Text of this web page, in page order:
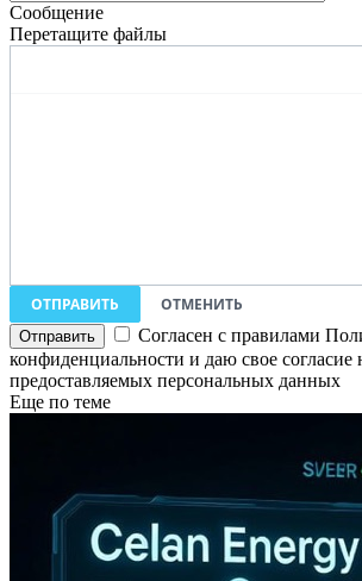
Сообщение
Перетащите файлы
ОТПРАВИТЬ
ОТМЕНИТЬ
Согласен с правилами
конфиденциальности и даю свое согласие
предоставляемых персональных данных
Еще по теме